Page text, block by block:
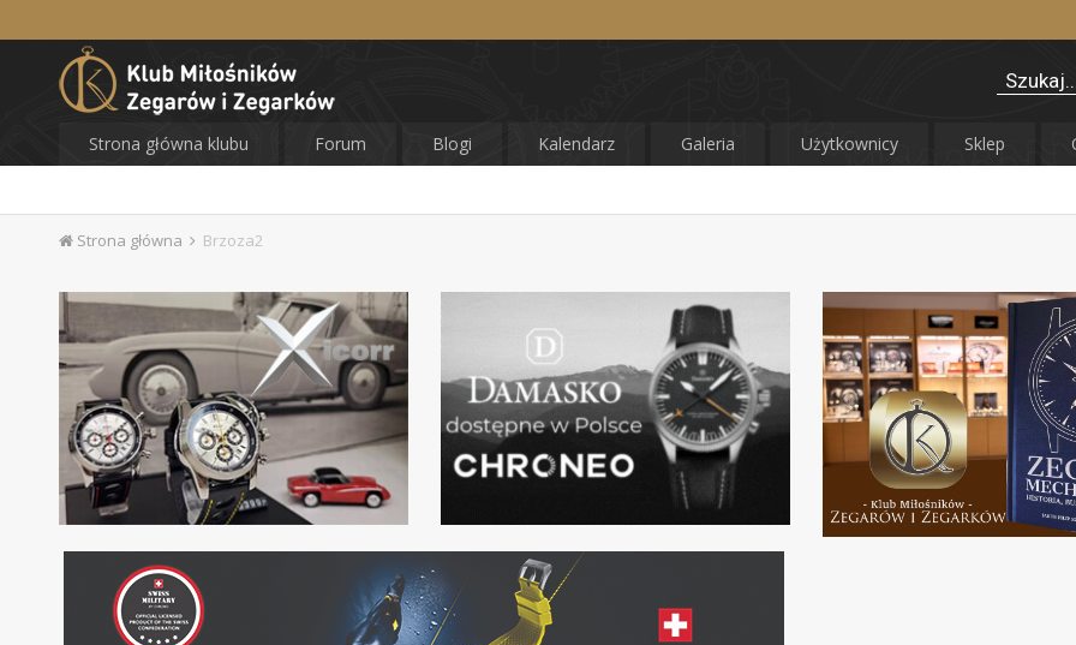
Strona główna klubu Forum Blogi Kalendarz Galeria Użytkownicy Sklep
Strona główna Brzoza2